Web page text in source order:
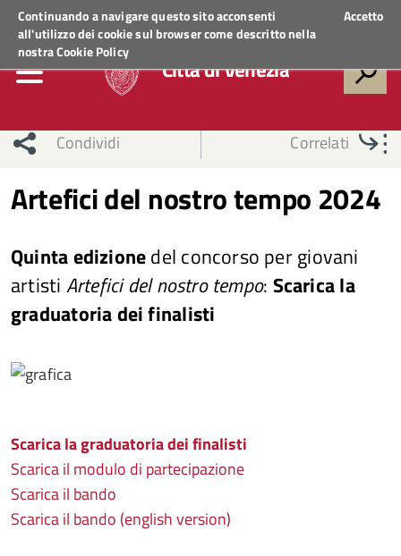
Continuando a navigare questo sito acconsenti
all'utilizzo dei cookie sul browser come descritto nella
nostraCookie Policy
Accetto
Regione VenetoACCEDI AI SERVIZI
Città di Venezia
Condividi Correlati
Artefici del nostro tempo 2024
Quinta edizionedel concorso per giovani
artisti Artefici del nostro tempo: Scarica la
graduatoria dei finalisti
Scarica la graduatoria dei finalisti
Scarica il modulo di partecipazione
Scarica il bando
Scarica il bando (english version)